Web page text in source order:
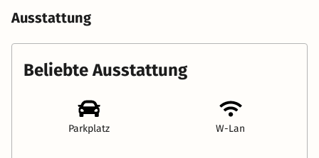
Ausstattung
Beliebte Ausstattung
Parkplatz W-Lan